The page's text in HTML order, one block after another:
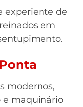
experiente de
em
modernos,
e maquinário